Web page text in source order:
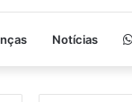
Notícias